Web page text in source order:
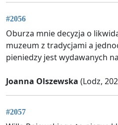
#2056
Oburza mnie decyzja o
muzeum z tradycjami a
pieniedzy jest wydawanych
Joanna Olszewska (Lodz,
#2057